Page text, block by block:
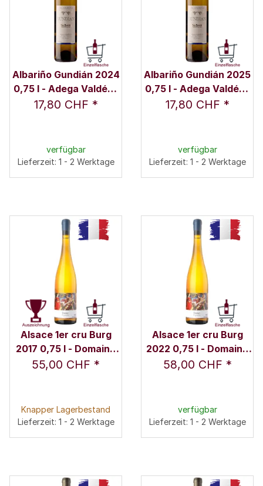
Albariño Gundián 2024
0,75 l - Adega Valdés /
Familie Valdés
17,80 CHF *
verfügbar
Lieferzeit: 1 - 2 Werktage
Albariño Gundián 2025
0,75 l - Adega Valdés /
Familie Valdés
17,80 CHF *
verfügbar
Lieferzeit: 1 - 2 Werktage
Alsace 1er cru Burg
2017 0,75 l - Domaine
Marcel Deiss
55,00 CHF *
Knapper Lagerbestand
Lieferzeit: 1 - 2 Werktage
Alsace 1er cru Burg
2022 0,75 l - Domaine
Marcel Deiss
58,00 CHF *
verfügbar
Lieferzeit: 1 - 2 Werktage